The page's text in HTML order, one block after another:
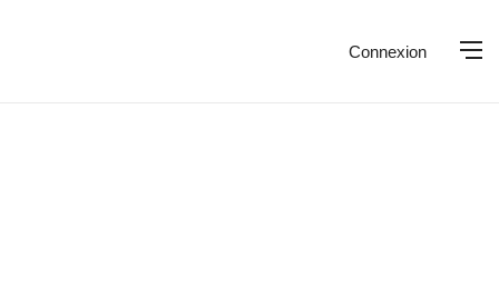
Connexion